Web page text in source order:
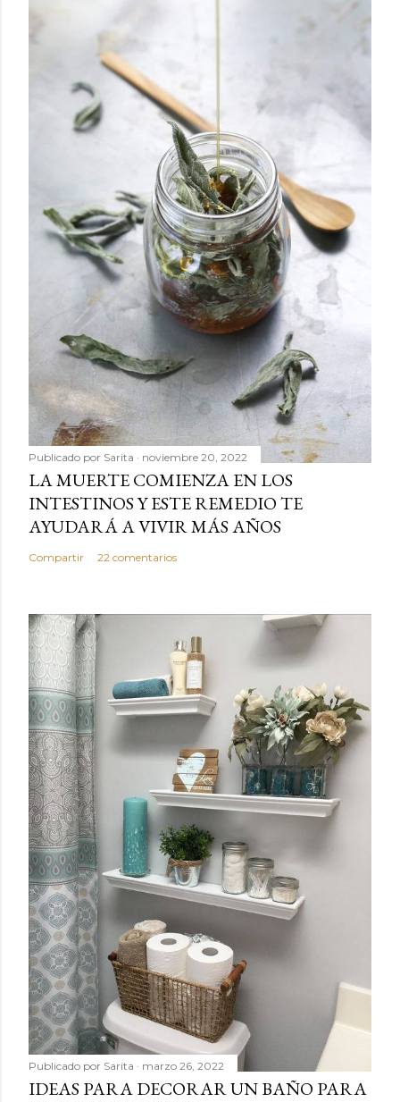
Publicado por Sarita noviembre 20, 2022
LA MUERTE COMIENZA EN LOS
INTESTINOS Y ESTE REMEDIO TE
AYUDARÁ A VIVIR MÁS AÑOS
Compartir 22 comentarios
Publicado por Sarita marzo 26, 2022
IDEAS PARA DECORAR UN BAÑO PARA